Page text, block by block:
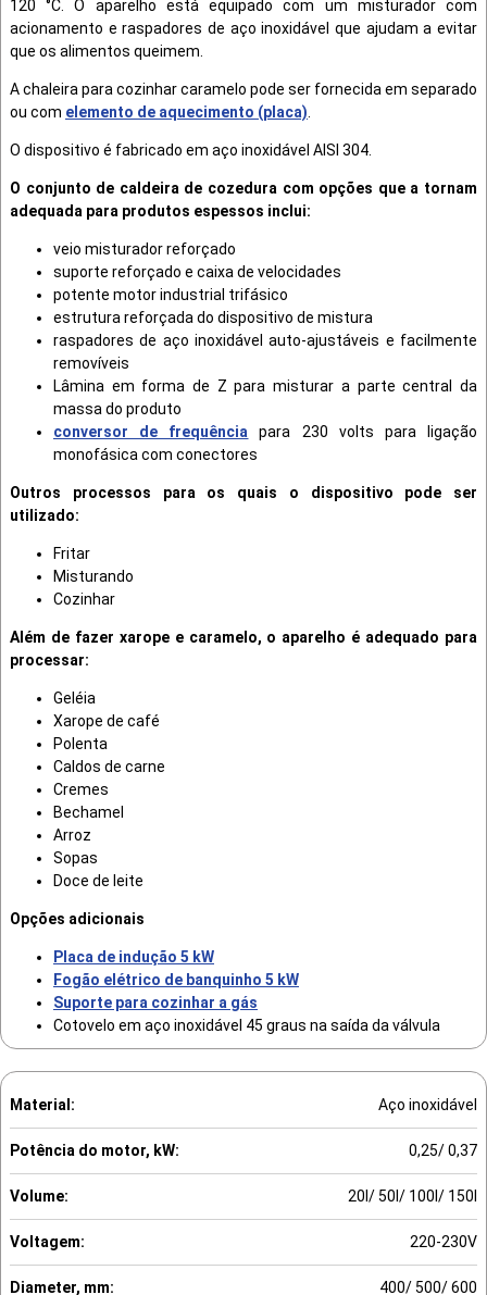
120 °C. O aparelho está equipado com um misturador com
acionamento e raspadores de aço inoxidável que ajudam a evitar
que os alimentos queimem.
A chaleira para cozinhar caramelo pode ser fornecida em separado
ou com elemento de aquecimento (placa)
O dispositivo é fabricado em aço inoxidável AISI 304.
O conjunto de caldeira de cozedura com opções que a tornam
adequada para produtos espessos inclui:
veio misturador reforçado
suporte reforçado e caixa de velocidades
potente motor industrial trifásico
estrutura reforçada do dispositivo de mistura
raspadores de aço inoxidável auto-ajustáveis ​​e facilmente
removíveis
Lâmina em forma de Z para misturar a parte central da
massa do produto
conversor de frequência para 230 volts para ligação
monofásica com conectores
Outros processos para os quais o dispositivo pode ser
utilizado:
Fritar
Misturando
Cozinhar
Além de fazer xarope e caramelo, o aparelho é adequado para
processar:
Geléia
Хarope de café
Polenta
Caldos de carne
Cremes
Bechamel
Arroz
Sopas
Doce de leite
Opções adicionais
Placa de indução 5 kW
Fogão elétrico de banquinho 5 kW
Suporte para cozinhar a gás
Cotovelo em aço inoxidável 45 graus na saída da válvula
Material: Aço inoxidável
Potência do motor, kW: 0,25/ 0,37
Volume: 20l/ 50l/ 100l/ 150l
Voltagem: 220-230V
Diameter, mm: 400/ 500/ 600